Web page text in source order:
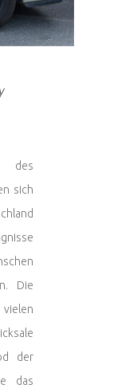
sich
Die
der
das